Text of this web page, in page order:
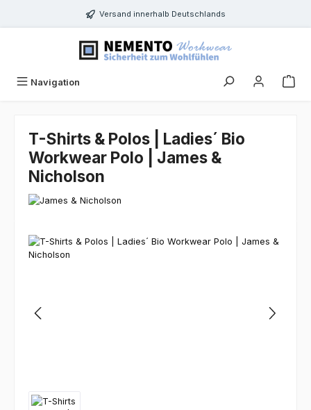
Zum Hauptinhalt springenVersand innerhalb Deutschlands
Navigation
T-Shirts & Polos | Ladies´ Bio
Workwear Polo | James &
Nicholson
Bildergalerie überspringen